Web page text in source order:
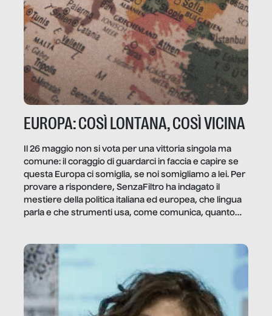
EUROPA: COSÌ LONTANA, COSÌ VICINA
Il 26 maggio non si vota per una vittoria singola ma
comune: il coraggio di guardarci in faccia e capire se
questa Europa ci somiglia, se noi somigliamo a lei. Per
provare a rispondere, SenzaFiltro ha indagato il
mestiere della politica italiana ed europea, che lingua
parla e che strumenti usa, come comunica, quanto